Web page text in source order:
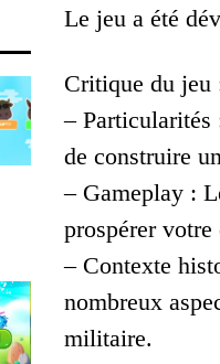
Le jeu a été
Critique du jeu
–
de construire
– Gameplay :
prospérer
– Contexte
nombreux
militaire.